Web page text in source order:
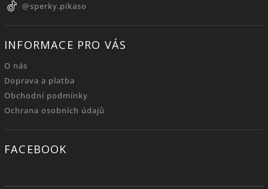
@sperky.pikaso
INFORMACE PRO VÁS
O nás
Doprava a platba
Obchodní podmínky
Ochrana osobních údajů
FACEBOOK